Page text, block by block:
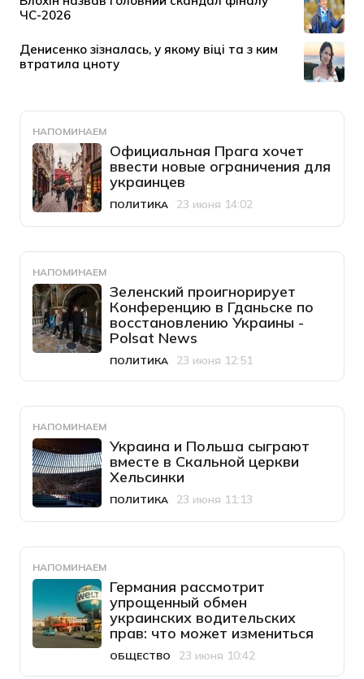
НАПОМИНАЕМ
Официальная Прага хочет
ввести новые ограничения для
украинцев
Категория
ПОЛИТИКА
Дата публикации
23 июня 14:02
НАПОМИНАЕМ
Зеленский проигнорирует
Конференцию в Гданьске по
восстановлению Украины -
Polsat News
Категория
ПОЛИТИКА
Дата публикации
23 июня 12:51
НАПОМИНАЕМ
Украина и Польша сыграют
вместе в Скальной церкви
Хельсинки
Категория
ПОЛИТИКА
Дата публикации
23 июня 11:13
НАПОМИНАЕМ
Германия рассмотрит
упрощенный обмен
украинских водительских
прав: что может измениться
Категория
ОБЩЕСТВО
Дата публикации
23 июня 10:42